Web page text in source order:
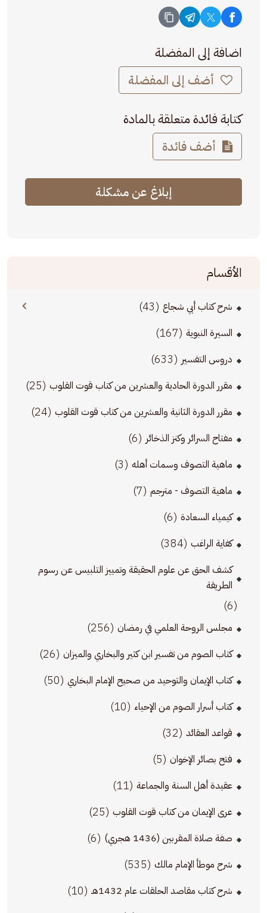
اضافة إلى المفضلة
أضف إلى المفضلة
كتابة فائدة متعلقة بالمادة
أضف فائدة
إبلاغ عن مشكلة
الأقسام
شرح كتاب أبي شجاع (43)
السيرة النبوية (167)
دروس التفسير (633)
مقرر الدورة الحادية والعشرين من كتاب قوت القلوب (25)
مقرر الدورة الثانية والعشرين من كتاب قوت القلوب (24)
مفتاح السرائر وكنز الذخائر (6)
ماهية التصوف وسمات أهله (3)
ماهية التصوف - مترجم (7)
كيمياء السعادة (6)
كفاية الراغب (384)
كشف الحق عن علوم الحقيقة وتمييز التلبيس عن رسوم
الطريقة
(6)
مجلس الروحة العلمي في رمضان (256)
كتاب الصوم من تفسير ابن كثير والبخاري والميزان (26)
كتاب الإيمان والتوحيد من صحيح الإمام البخاري (50)
كتاب أسرار الصوم من الإحياء (10)
قواعد العقائد (32)
فتح بصائر الإخوان (5)
عقيدة أهل السنة والجماعة (11)
عرى الإيمان من كتاب قوت القلوب (25)
صفة صلاة المقربين (1436 هجري) (6)
شرح موطأ الإمام مالك (535)
شرح كتاب مقاصد الحلقات عام 1432هـ (10)